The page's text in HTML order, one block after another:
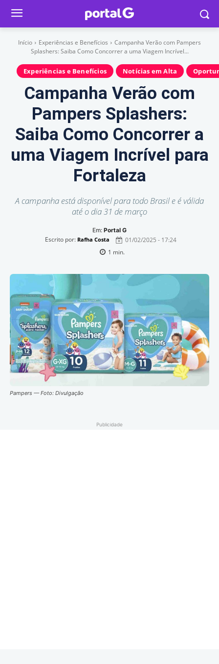
Início Experiências e Benefícios
Campanha Verão com Pampers
Splashers: Saiba Como Concorrer a uma Viagem Incrível...
Experiências e Benefícios Notícias em Alta
Campanha Verão com
Pampers Splashers:
Saiba Como Concorrer a
uma Viagem Incrível para
Fortaleza
A campanha está disponível para todo Brasil e é válida
até o dia 31 de março
Em: Portal G
Escrito por: Rafha Costa
01/02/2025 - 17:24
1 min.
Pampers — Foto: Divulgação
Publicidade